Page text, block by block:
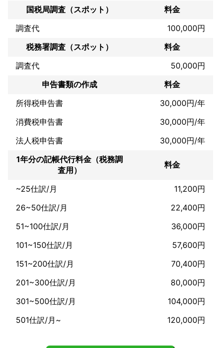
ぜひお気軽にご相談ください。
これまでの実績
主に個人事業主の確定申告業務
アピールポイント
国税局調査（スポット）
料金
調査代
100,000円
税務署調査（スポット）
料金
調査代
50,000円
申告書類の作成
料金
所得税申告書
30,000円/年
消費税申告書
30,000円/年
法人税申告書
30,000円/年
1年分の記帳代行料金（税務調
査用）
料金
~25仕訳/月
11,200円
26~50仕訳/月
22,400円
51~100仕訳/月
36,000円
101~150仕訳/月
57,600円
151~200仕訳/月
70,400円
201~300仕訳/月
80,000円
301~500仕訳/月
104,000円
501仕訳/月~
120,000円